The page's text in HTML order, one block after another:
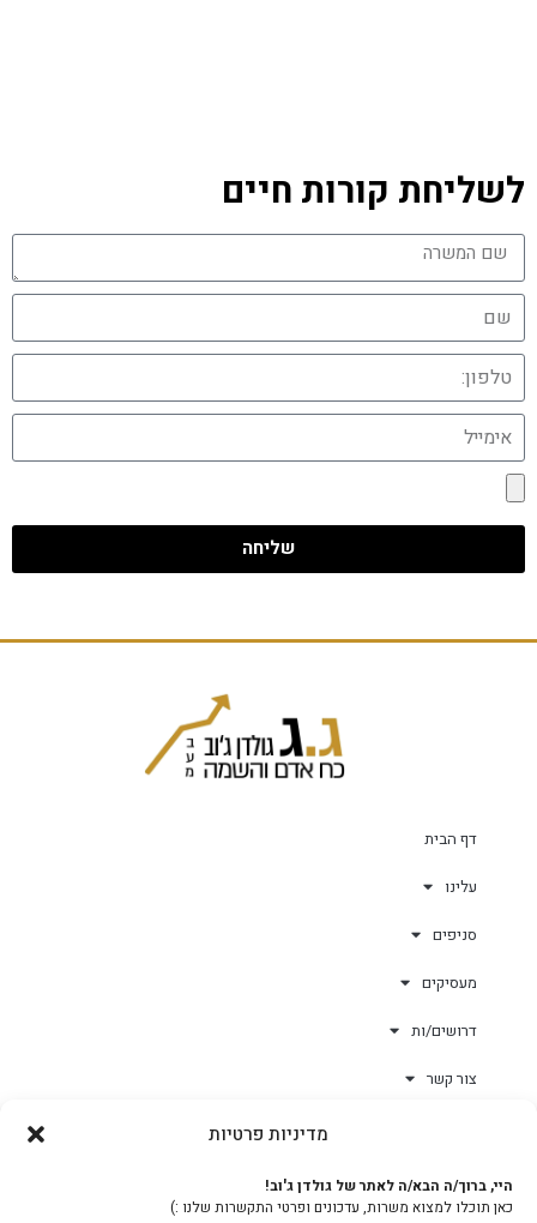
מדיניות פרטיות
היי, ברוך/ה הבא/ה לאתר של גולדן ג'וב!
כאן תוכלו למצוא משרות, עדכונים ופרטי התקשרות שלנו :)
לשליחת קורות חיים
שליחה
דף הבית
עלינו
סניפים
מעסיקים
דרושים/ות
צור קשר
צוות